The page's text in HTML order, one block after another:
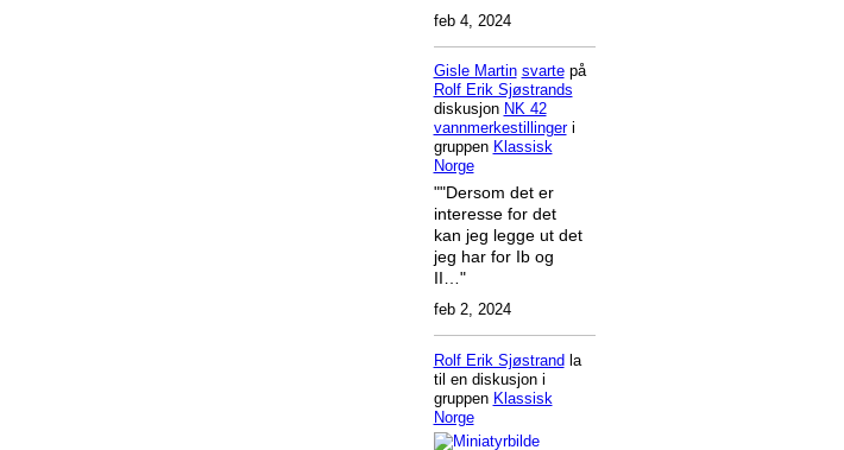
feb 4, 2024
Gisle Martin svartepå
Rolf Erik Sjøstrands
diskusjon NK 42
vannmerkestillingeri
gruppen Klassisk
Norge
""Dersom det er
interesse for det
kan jeg legge ut det
jeg har for Ib og
II…"
feb 2, 2024
Rolf Erik Sjøstrand la
til en diskusjon i
gruppen Klassisk
Norge